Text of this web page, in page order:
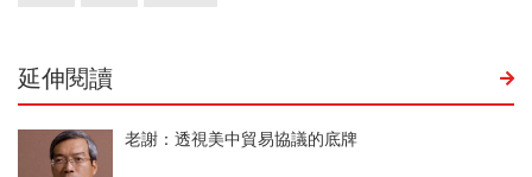
延伸閱讀
老謝：透視美中貿易協議的底牌